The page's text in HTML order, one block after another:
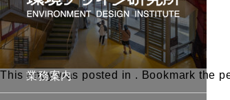
業務案内
This entry was posted in . Bookmark the